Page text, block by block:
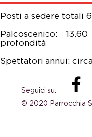
Posti a sedere totali
Palcoscenico:
profondità
Spettatori annui:
Seguici su:
© 2020 Parrocchia